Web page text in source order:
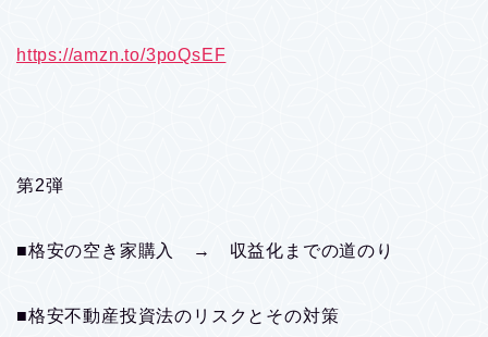
https://amzn.to/3poQsEF
第2弾
■格安の空き家購入 → 収益化までの道のり
■格安不動産投資法のリスクとその対策